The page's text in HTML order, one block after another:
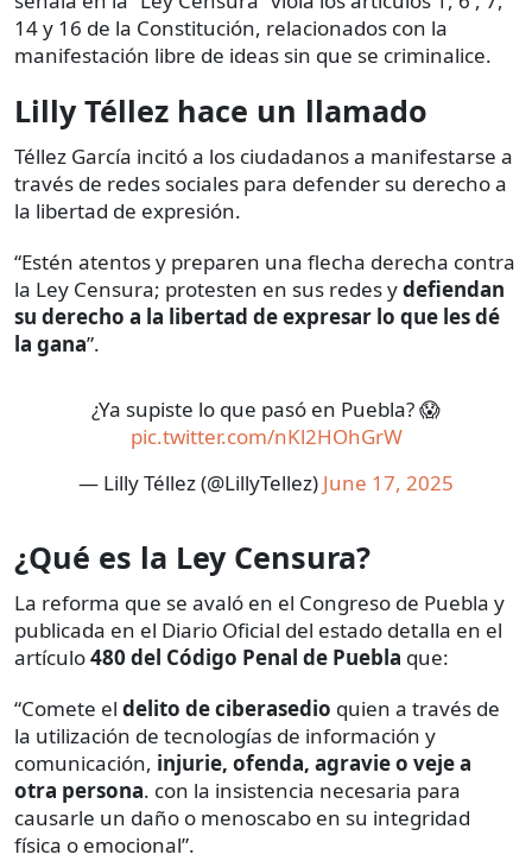
14 y 16 de la Constitución, relacionados con la
manifestación libre de ideas sin que se criminalice.
Lilly Téllez hace un llamado
Téllez García incitó a los ciudadanos a manifestarse a
través de redes sociales para defender su derecho a
la libertad de expresión.
“Estén atentos y preparen una flecha derecha contra
la Ley Censura; protesten en sus redes ydefiendan
su derecho a la libertad de expresar lo que les dé
la gana”.
¿Ya supiste lo que pasó en Puebla? 😱
pic.twitter.com/nKl2HOhGrW
— Lilly Téllez (@LillyTellez) June 17, 2025
¿Qué es la Ley Censura?
La reforma que se avaló en el Congreso de Puebla y
publicada en el Diario Oficial del estado detalla en el
artículo480 del Código Penal de Puebla que:
“Comete el delito de ciberasedio quien a través de
la utilización de tecnologías de información y
comunicación, injurie, ofenda, agravie o veje a
otra persona. con la insistencia necesaria para
causarle un daño o menoscabo en su integridad
física o emocional”.